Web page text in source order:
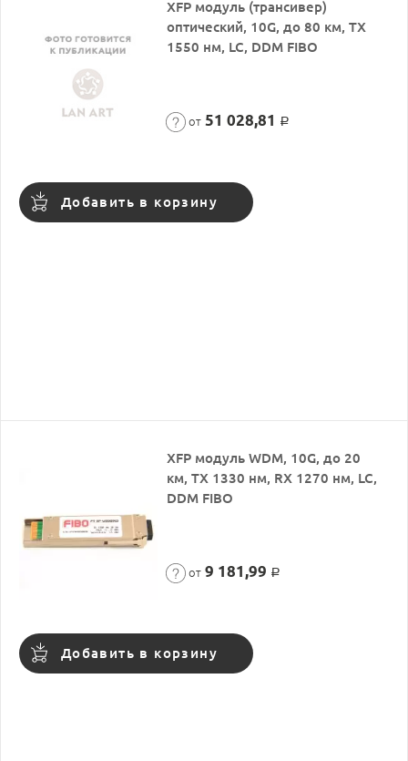
XFP модуль (трансивер)
оптический, 10G, до 80 км, TX
1550 нм, LC, DDM FIBO
от 51 028,81 Р
Добавить в корзину
XFP модуль WDM, 10G, до 20
км, TX 1330 нм, RX 1270 нм, LC,
DDM FIBO
от 9 181,99 Р
Добавить в корзину